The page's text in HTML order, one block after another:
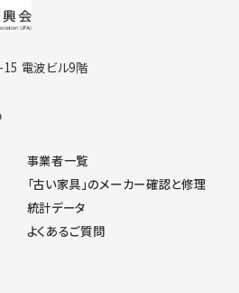
電波ビル9階
事業者一覧
「古い家具」のメーカー確認と修理
統計データ
よくあるご質問